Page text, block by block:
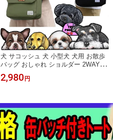
犬 サコッシュ 犬 小型犬 犬用 お散歩
バッグ おしゃれ ショルダー 2WAY ペ
ットボトル 軽量 お出かけ バッグ シ
ョルダーバッグ グッズ 雑貨 誕生日プ
フレンチブルドッグ 父の日
2,980円